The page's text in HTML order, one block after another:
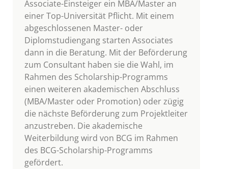
Associate-Einsteiger ein MBA/Master an
einer Top-Universität Pflicht. Mit einem
abgeschlossenen Master- oder
Diplomstudiengang starten Associates
dann in die Beratung. Mit der Beförderung
zum Consultant haben sie die Wahl, im
Rahmen des Scholarship-Programms
einen weiteren akademischen Abschluss
(MBA/Master oder Promotion) oder zügig
die nächste Beförderung zum Projektleiter
anzustreben. Die akademische
Weiterbildung wird von BCG im Rahmen
des BCG-Scholarship-Programms
gefördert.